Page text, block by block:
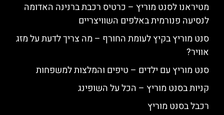
מטיראנו לסנט מוריץ – כרטיס רכבת ברנינה האדומה
לנסיעה פנורמית באלפים השוויצריים
סנט מוריץ בקיץ לעומת החורף – מה צריך לדעת על מזג
אוויר?
סנט מוריץ עם ילדים – טיפים והמלצות למשפחות
קניות בסנט מוריץ – הכל על השופינג
רכבל בסנט מוריץ